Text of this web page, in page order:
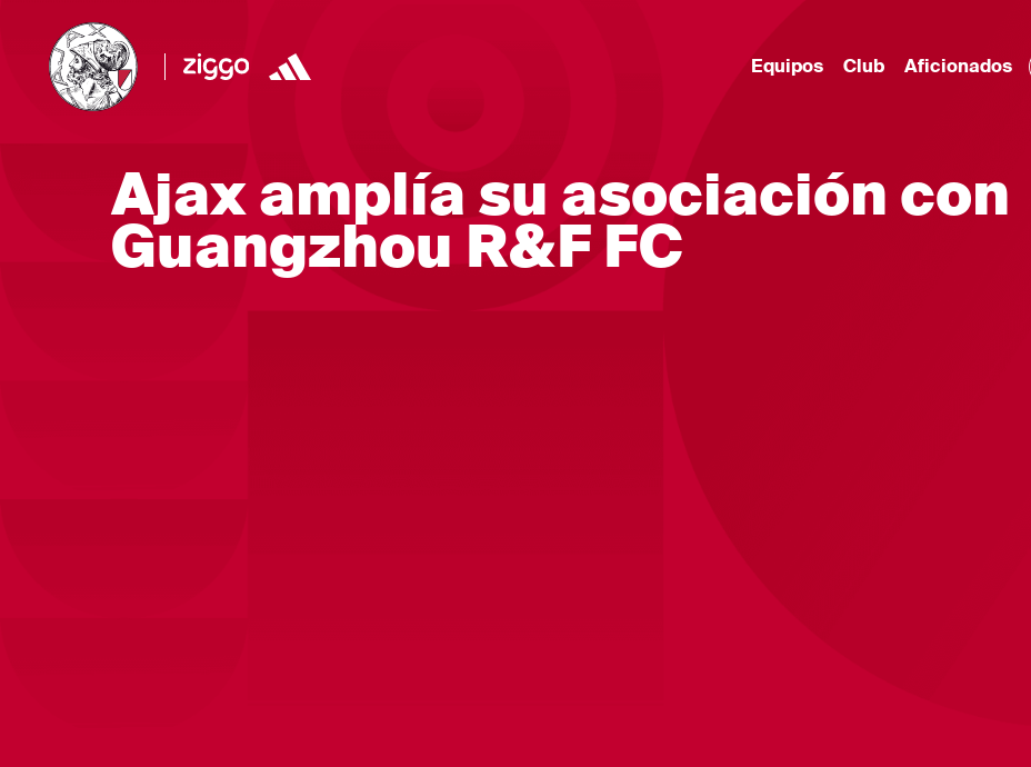
Equipos Club Aficionados
Ajax amplía su asociación con
Guangzhou R&F FC